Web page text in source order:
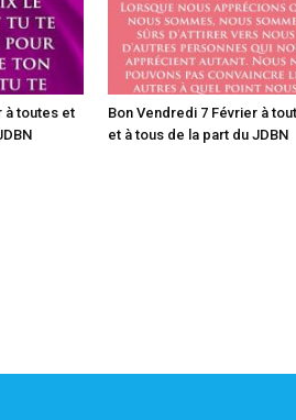
à toutes et
Bon Vendredi 7 Février à
et à tous de la part du JDBN